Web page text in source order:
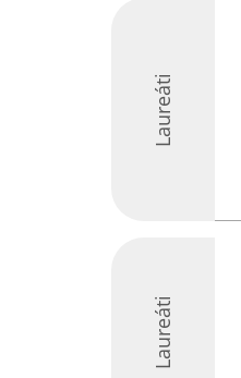
Laureáti
Laureáti